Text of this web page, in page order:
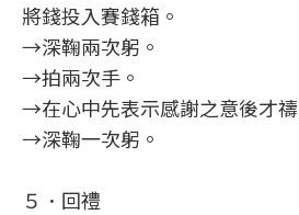
將錢投入賽錢箱。
→深鞠兩次躬。
→拍兩次手。
→在心中先表示感謝之意後才禱
→深鞠一次躬。
５．回禮